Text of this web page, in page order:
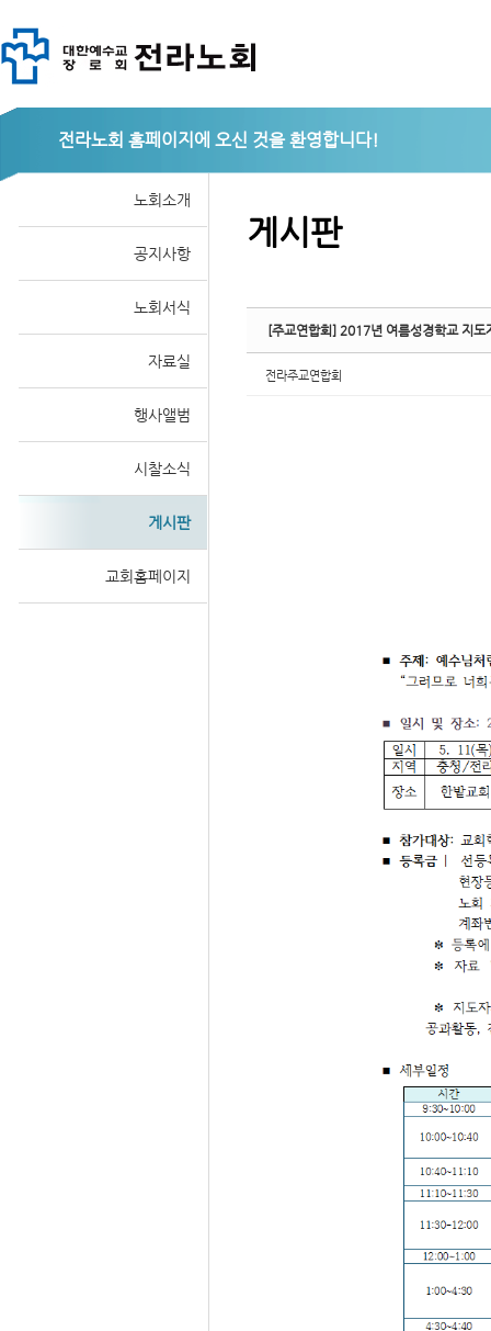
전라노회
노회소개
공지사항
노회서식
자료실
행사앨범
시찰소식
게시판
교회홈페이지
게시판
[주교연합회] 2017년 여름성경학교 지도
전라주교연합회
스케치북5